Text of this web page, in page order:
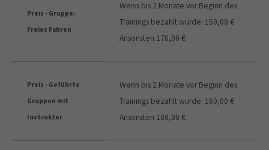
Preis - Gruppe:
Freies Fahren
Wenn bis 2 Monate vor Beginn des
Trainings bezahlt wurde: 150,00 €
Ansonsten 170,00 €
Preis - Geführte
Gruppen mit
Instruktor
Wenn bis 2 Monate vor Beginn des
Trainings bezahlt wurde: 160,00 €
Ansonsten 180,00 €